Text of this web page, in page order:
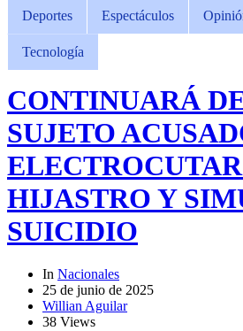
Deportes Espectáculos
Tecnología
CONTINUARÁ
SUJETO
HIJASTRO Y
SUICIDIO
In Nacionales
25 de junio de 2025
Willian Aguilar
38 Views